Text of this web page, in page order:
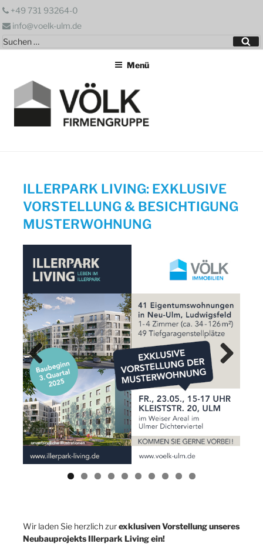
Zum
springen
+49 731 93264-0
info@voelk-ulm.de
Suchen
nach:
Menü
ILLERPARK LIVING: EXKLUSIVE
VORSTELLUNG & BESICHTIGUNG
MUSTERWOHNUNG
Previ
ous
Wir laden Sie herzlich zurexklusiven Vorstellung unseres
Neubauprojekts Illerpark Living ein!